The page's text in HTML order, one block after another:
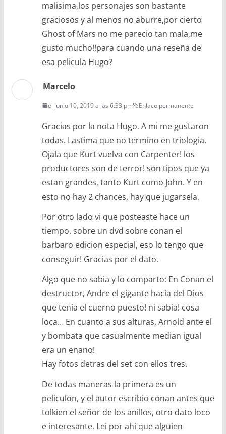
malisima,los personajes son bastante
graciosos y al menos no aburre,por cierto
Ghost of Mars no me parecio tan mala,me
gusto mucho!!para cuando una reseña de
esa pelicula Hugo?
Marcelo
el junio 10, 2019 a las 6:33 pm Enlace permanente
Gracias por la nota Hugo. A mi me gustaron
todas. Lastima que no termino en triologia.
Ojala que Kurt vuelva con Carpenter! los
productores son de terror! son tipos que ya
estan grandes, tanto Kurt como John. Y en
esto no hay 2 chances, hay que jugarsela.
Por otro lado vi que posteaste hace un
tiempo, sobre un dvd sobre conan el
barbaro edicion especial, eso lo tengo que
conseguir! Gracias por el dato.
Algo que no sabia y lo comparto: En Conan el
destructor, Andre el gigante hacia del Dios
que tenia el cuerno puesto! ni sabia! cosa
loca… En cuanto a sus alturas, Arnold ante el
y bombata que casualmente median igual
era un enano!
Hay fotos detras del set con ellos tres.
De todas maneras la primera es un
peliculon, y el autor escribio conan antes que
tolkien el señor de los anillos, otro dato loco
e interesante. Lei por ahi que alguien